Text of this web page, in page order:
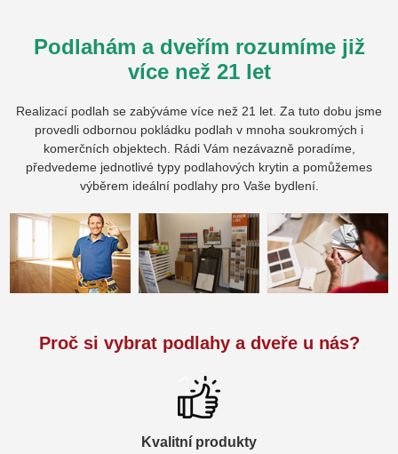
Podlahám a dveřím rozumíme již
více než 21 let
Realizací podlah se zabýváme více než 21 let. Za tuto dobu jsme
provedli odbornou pokládku podlah v mnoha soukromých i
komerčních objektech. Rádi Vám nezávazně poradíme,
předvedeme jednotlivé typy podlahových krytin a pomůžemes
výběrem ideální podlahy pro Vaše bydlení.
Proč si vybrat podlahy a dveře u nás?
Kvalitní produkty